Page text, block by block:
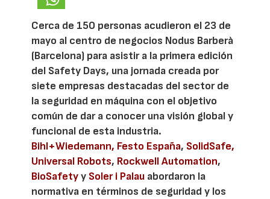
Cerca de 150 personas acudieron el 23 de
mayo al centro de negocios Nodus Barberà
(Barcelona) para asistir a la primera edición
del Safety Days, una jornada creada por
siete empresas destacadas del sector de
la seguridad en máquina con el objetivo
común de dar a conocer una visión global y
funcional de esta industria.
Bihl+Wiedemann, Festo España, SolidSafe,
Universal Robots, Rockwell Automation,
BioSafetyy Soler i Palau abordaron la
normativa en términos de seguridad y los